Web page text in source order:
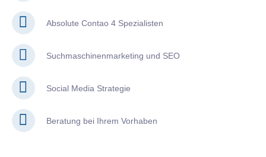
Absolute Contao 4 Spezialisten
Suchmaschinenmarketing und SEO
Social Media Strategie
Beratung bei Ihrem Vorhaben